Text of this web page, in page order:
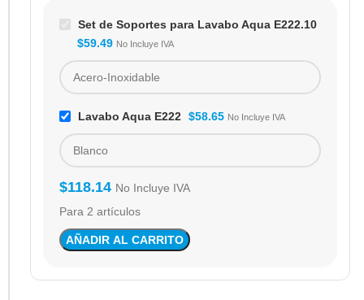
Set de Soportes para Lavabo Aqua E222.10
$59.49 No Incluye IVA
Lavabo Aqua E222 $58.65 No Incluye IVA
$118.14 No Incluye IVA
Para 2 artículos
AÑADIR AL CARRITO